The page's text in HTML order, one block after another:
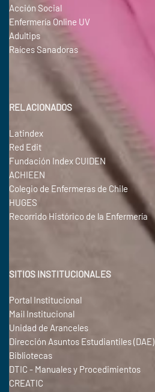
Acción Social
Enfermería Online UV
Adultips
Raíces Sanadoras
RELACIONADOS
Latindex
Red Edit
Fundación Index CUIDEN
ACHIEEN
Colegio de Enfermeras de Chile
HUGES
Recorrido Histórico de la Enfermería
SITIOS INSTITUCIONALES
Portal Institucional
Mail Institucional
Unidad de Aranceles
Dirección Asuntos Estudiantiles (DAE)
Bibliotecas
DTIC - Manuales y Procedimientos
CREATIC